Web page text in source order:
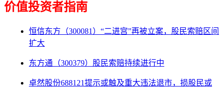
价值投资者指南
恒信东方（300081）“二进宫”再被立案，股民索赔区间
扩大
东方通（300379）股民索赔持续进行中
卓然股份688121提示或触及重大违法退市，损股民或